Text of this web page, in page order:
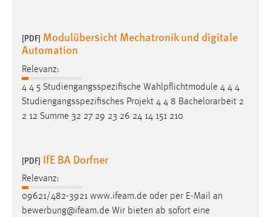
[PDF] Modulübersicht Mechatronik und digitale
Automation
Relevanz:
4 4 5 Studiengangsspezifische Wahlpflichtmodule 4 4 4
Studiengangsspezifisches Projekt 4 4 8 Bachelorarbeit 2
2 12 Summe 32 27 29 23 26 24 14 151 210
[PDF] IfE BA Dorfner
Relevanz:
09621/482-3921 www.ifeam.de oder per E-Mail an
bewerbung@ifeam.de Wir bieten ab sofort eine